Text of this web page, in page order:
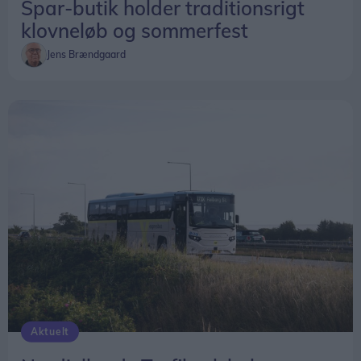
- Der findes mange gamle møller rundt omkring,
men det er de færreste, der stadig fungerer. Det er
netop det, vi gerne vil vise frem. Her kan man
Spar-butik holder traditionsrigt
klovneløb og sommerfest
Jens Brændgaard
Aktuelt